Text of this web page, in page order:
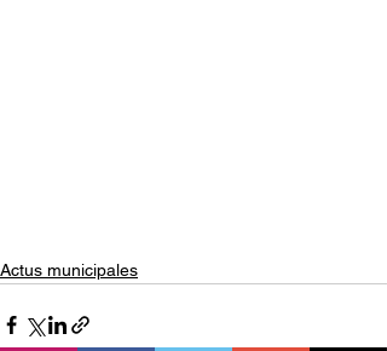
Actus municipales